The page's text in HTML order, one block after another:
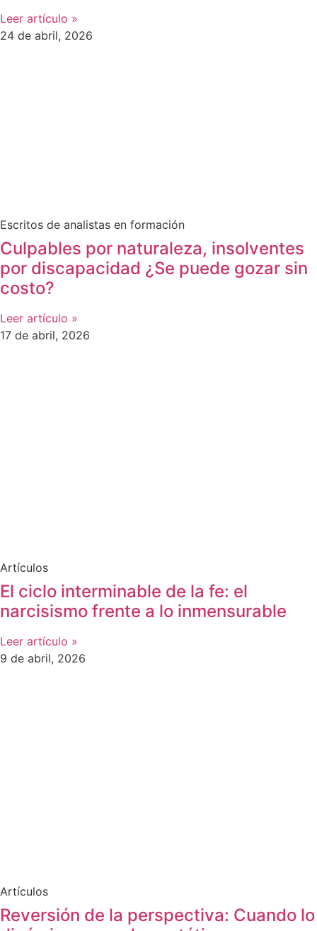
Leer artículo »
24 de abril, 2026
Escritos de analistas en formación
Culpables por naturaleza, insolventes
por discapacidad ¿Se puede gozar sin
costo?
Leer artículo »
17 de abril, 2026
Artículos
El ciclo interminable de la fe: el
narcisismo frente a lo inmensurable
Leer artículo »
9 de abril, 2026
Artículos
Reversión de la perspectiva: Cuando lo